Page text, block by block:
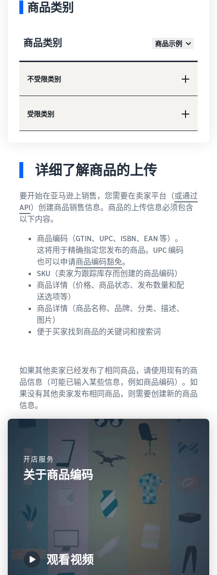
商品类别
商品类别 商品示例
不受限类别
受限类别
详细了解商品的上传
要开始在亚马逊上销售，您需要在卖家平台（或通过
API）创建商品销售信息。商品的上传信息必须包含
以下内容。
商品编码（GTIN、UPC、ISBN、EAN 等）。
这将用于精确指定您发布的商品。UPC 编码
也可以申请商品编码豁免。
SKU（卖家为跟踪库存而创建的商品编码）
商品详情（价格、商品状态、发布数量和配
送选项等）
商品详情（商品名称、品牌、分类、描述、
图片）
便于买家找到商品的关键词和搜索词
如果其他卖家已经发布了相同商品，请使用现有的商
品信息（可能已输入某些信息，例如商品编码）。如
果没有其他卖家发布相同商品，则需要创建新的商品
信息。
开店服务
关于商品编码
观看视频